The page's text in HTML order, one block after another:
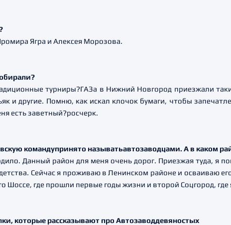
Ягра и Алексея Морозова.
турниры?ГАЗа в Нижний Новгород приезжали
и другие. Помню, как искал клочок бумаги, чтобы
есть заветный?росчерк.
командупринято называтьавтозаводцами. А в каком
Данный район для меня очень дорог. Приезжая туда, я
Сейчас я проживаю в Ленинском районе и осваиваю
где прошли первые годы жизни и второй Соцгород, где
которые рассказывают про Автозаводдевяностых